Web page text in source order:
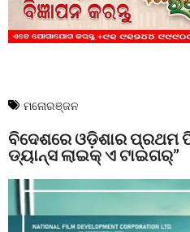
ମନୋରଞ୍ଜନ
ବିଦେଶରେ ଓଡ଼ିଶାର ପ୍ରଥମ
ଡ୍ୟାନ୍ସ ଲାଇକ୍ ଏ ଟାଇଗର୍”